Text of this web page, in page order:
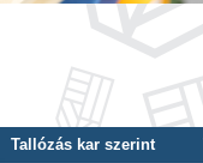
Tallózás kar szerint